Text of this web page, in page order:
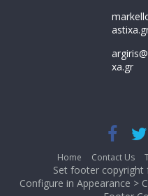
xa.gr
Home Contact Us
Set footer
Configure in Appearance >